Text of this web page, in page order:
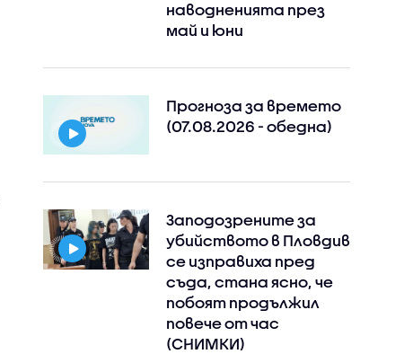
наводненията през
май и юни
Прогноза за времето
(07.08.2026 - обедна)
Заподозрените за
убийството в Пловдив
се изправиха пред
съда, стана ясно, че
побоят продължил
повече от час
(СНИМКИ)